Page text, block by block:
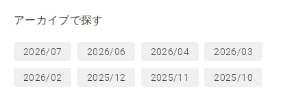
アーカイブで探す
2026/07 2026/06 2026/04 2026/03
2026/02 2025/12 2025/11 2025/10